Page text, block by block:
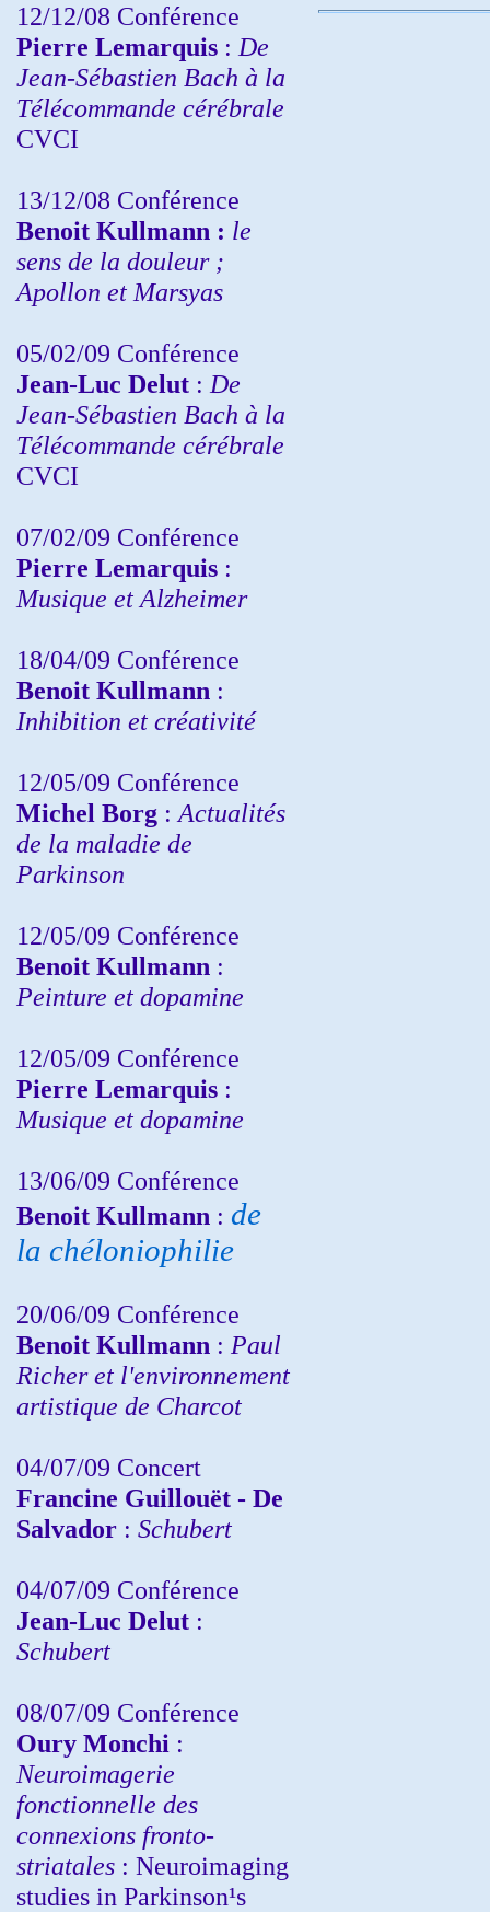
12/12/08 Conférence
Pierre Lemarquis : De
Jean-Sébastien Bach à la
Télécommande cérébrale
CVCI
13/12/08 Conférence
Benoit Kullmann : le
sens de la douleur ;
Apollon et Marsyas
05/02/09 Conférence
Jean-Luc Delut : De
Jean-Sébastien Bach à la
Télécommande cérébrale
CVCI
07/02/09 Conférence
Pierre Lemarquis :
Musique et Alzheimer
18/04/09 Conférence
Benoit Kullmann :
Inhibition et créativité
12/05/09 Conférence
Michel Borg : Actualités
de la maladie de
Parkinson
12/05/09 Conférence
Benoit Kullmann :
Peinture et dopamine
12/05/09 Conférence
Pierre Lemarquis :
Musique et dopamine
13/06/09 Conférence
Benoit Kullmann : de
la chéloniophilie
20/06/09 Conférence
Benoit Kullmann : Paul
Richer et l'environnement
artistique de Charcot
04/07/09 Concert
Francine Guillouët - De
Salvador : Schubert
04/07/09 Conférence
Jean-Luc Delut :
Schubert
08/07/09 Conférence
Oury Monchi :
Neuroimagerie
fonctionnelle des
connexions fronto-
striatales : Neuroimaging
studies in Parkinson¹s